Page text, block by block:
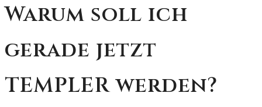
Warum soll ich
gerade jetzt
TEMPLER werden?